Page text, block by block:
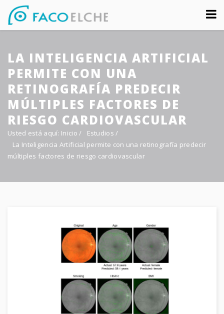
Sobre nosotros
Congreso
Multimedia
Foro FacoElche
Comunicación
Contacto
LA INTELIGENCIA ARTIFICIAL
PERMITE CON UNA
RETINOGRAFÍA PREDECIR
MÚLTIPLES FACTORES DE
RIESGO CARDIOVASCULAR
Usted está aquí: Inicio / Estudios/
La Inteligencia Artificial permite con una retinografía predecir
múltiples factores de riesgo cardiovascular